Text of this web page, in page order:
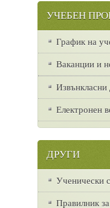
УЧЕБЕН
График на
Ваканции и
Извънкласни
Електронен
ДРУГИ
Ученически
Правилник